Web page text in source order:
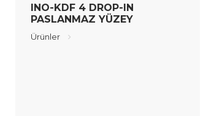
INO-KDF 4 DROP-IN
PASLANMAZ YÜZEY
Ürünler